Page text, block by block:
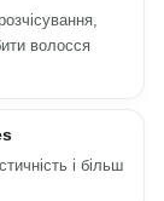
волосся
і більш